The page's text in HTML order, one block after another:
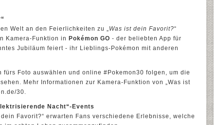
Welt an den Feierlichkeiten zu „Was ist dein Favorit?“
Kamera-Funktion in Pokémon GO - der beliebten App für
Jubiläum feiert - ihr Lieblings-Pokémon mit anderen
Foto auswählen und online #Pokemon30 folgen, um die
Mehr Informationen zur Kamera-Funktion von „Was ist
30.
Nacht“-Events
Favorit?“ erwarten Fans verschiedene Erlebnisse, welche